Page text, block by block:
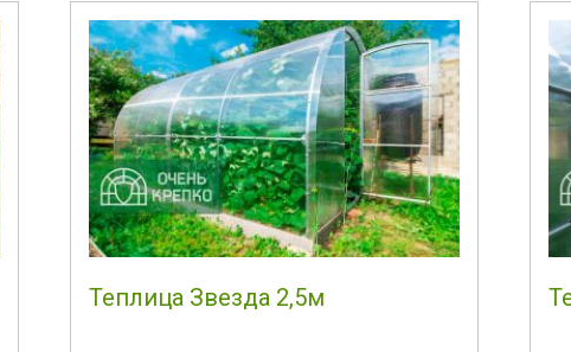
Теплица Звезда 2,5м